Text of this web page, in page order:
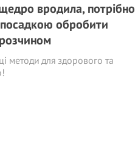
вродила, потрібно
посадкою обробити
методи для здорового та